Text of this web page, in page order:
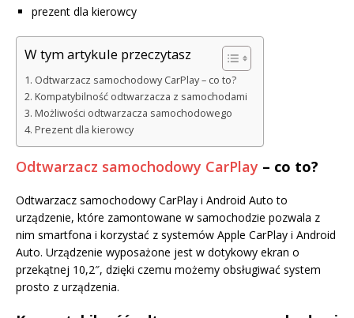
prezent dla kierowcy
W tym artykule przeczytasz
Odtwarzacz samochodowy CarPlay – co to?
Kompatybilność odtwarzacza z samochodami
Możliwości odtwarzacza samochodowego
Prezent dla kierowcy
Odtwarzacz samochodowy CarPlay – co to?
Odtwarzacz samochodowy CarPlay i Android Auto to
urządzenie, które zamontowane w samochodzie pozwala z
nim smartfona i korzystać z systemów Apple CarPlay i Android
Auto. Urządzenie wyposażone jest w dotykowy ekran o
przekątnej 10,2″, dzięki czemu możemy obsługiwać system
prosto z urządzenia.